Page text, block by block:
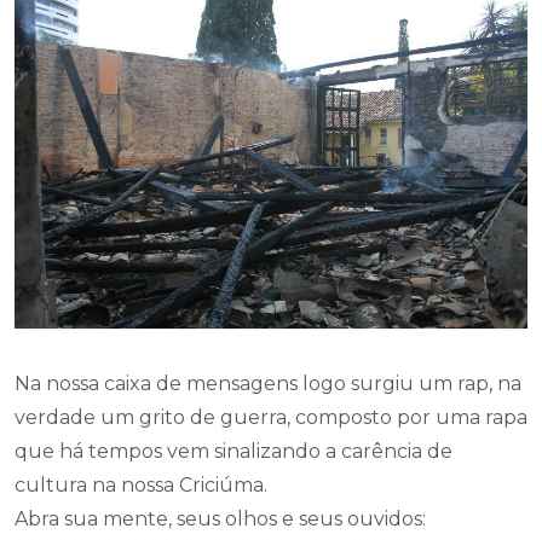
Na nossa caixa de mensagens logo surgiu um rap, na
verdade um grito de guerra, composto por uma rapa
que há tempos vem sinalizando a carência de
cultura na nossa Criciúma.
Abra sua mente, seus olhos e seus ouvidos: